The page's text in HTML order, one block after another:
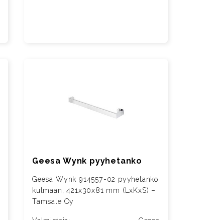
Geesa Wynk pyyhetanko
Geesa Wynk 914557-02 pyyhetanko
kulmaan, 421x30x81 mm (LxKxS) –
Tamsale Oy